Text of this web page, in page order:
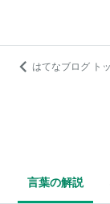
はてなブログ ト
言葉の解説